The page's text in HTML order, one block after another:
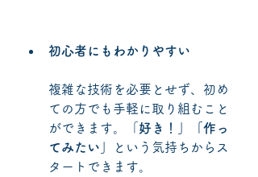
初心者にもわかりやすい
複雑な技術を必要とせず、初め
ての方でも手軽に取り組むこと
ができます。「 好き！」「作っ
てみたい」
という気持ちからス
タートできます。